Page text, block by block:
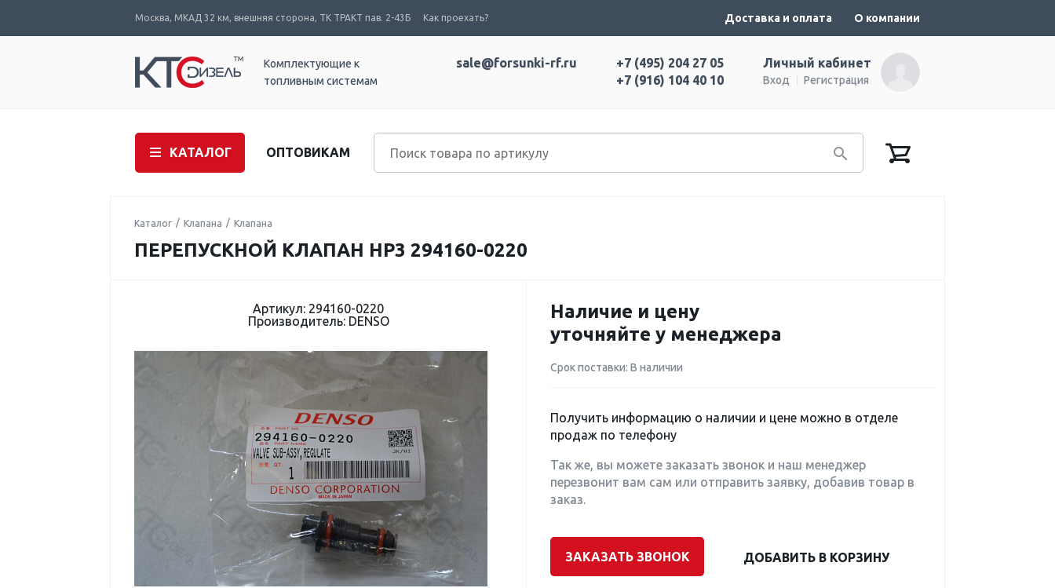
Москва, МКАД 32 км, внешняя сторона, ТК ТРАКТ пав. 2-43Б Как проехать? Доставка и оплата О компании
Комплектующие к
топливным системам
Личный кабинет
Вход Регистрация
+7 (495) 204 27 05
+7 (916) 104 40 10
sale@forsunki-rf.ru
КАТАЛОГ ОПТОВИКАМ
Каталог Клапана Клапана
ПЕРЕПУСКНОЙ КЛАПАН HP3 294160-0220
Артикул: 294160-0220
Производитель: DENSO
Наличие и цену
уточняйте у менеджера
Срок поставки: В наличии
Получить информацию о наличии и цене можно в отделе
продаж по телефону
Так же, вы можете заказать звонок и наш менеджер
перезвонит вам сам или отправить заявку, добавив товар в
заказ.
ЗАКАЗАТЬ ЗВОНОК ДОБАВИТЬ В КОРЗИНУ